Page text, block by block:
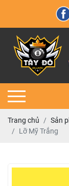
Trang chủ Sản
Lỡ Mỹ Trắng